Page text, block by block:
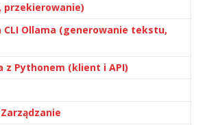
przekierowanie)
CLI Ollama (generowanie tekstu,
z Pythonem (klient i API)